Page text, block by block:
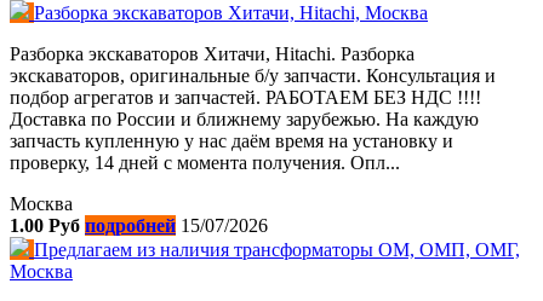
Разборка экскаваторов Хитачи, Hitachi, Москва
Разборка экскаваторов Хитачи, Hitachi. Разборка
экскаваторов, оригинальные б/у запчасти. Консультация и
подбоp агрегатов и запчастей. РАБОТАЕМ БЕЗ НДС !!!!
Доставка по России и ближнему зарубежью. На каждую
запчасть купленную у нас даём время на установку и
проверку, 14 дней с момента получения. Опл...
Москва
1.00 Руб подробней 15/07/2026
Предлагаем из наличия трансформаторы ОМ, ОМП, ОМГ,
Москва